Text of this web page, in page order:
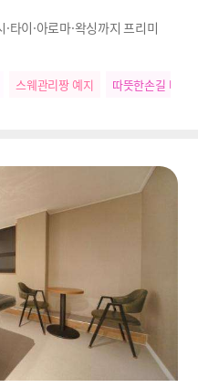
타이·아로마·왁싱까지 프리미
스웨관리짱 예지 따뜻한손길 다은